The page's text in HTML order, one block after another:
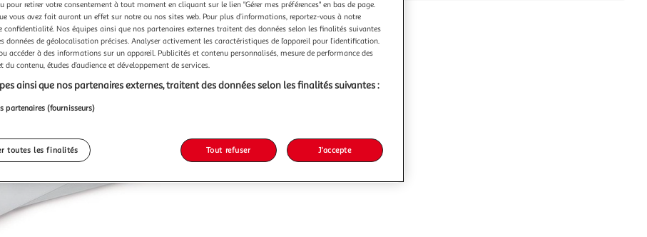
pour retirer votre consentement à tout moment en cliquant sur le lien "Gérer mes préférences" en bas de page.
vous avez fait auront un effet sur notre ou nos sites web. Pour plus d’informations, reportez-vous à notre
confidentialité. Nos équipes ainsi que nos partenaires externes traitent des données selon les finalités suivantes
données de géolocalisation précises. Analyser activement les caractéristiques de l’appareil pour l’identification.
accéder à des informations sur un appareil. Publicités et contenu personnalisés, mesure de performance des
du contenu, études d’audience et développement de services.
ainsi que nos partenaires externes, traitent des données selon les finalités suivantes :
partenaires (fournisseurs)
toutes les finalités Tout refuser J'accepte